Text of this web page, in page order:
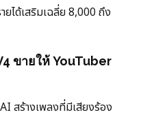
ยได้เสริมเฉลี่ย 8,000 ถึง
ขายให้ YouTuber
สร้างเพลงที่มีเสียงร้อง